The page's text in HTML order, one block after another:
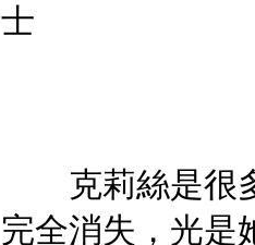
士
克莉絲是很多
完全消失，光是